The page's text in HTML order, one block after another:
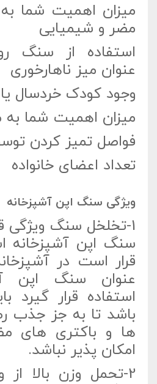
میزان اهمیت شما
مضر و شیمیایی
استفاده از سنگ
عنوان میز ناهارخوری
وجود کودک خردسال
میزان اهمیت شما
فواصل تمیز کردن
تعداد اعضای خانواده
ویژگی سنگ اپن آشپزخانه
1-تخلخل سنگ ویژگی
سنگ اپن
قرار است در
عنوان سنگ اپن
استفاده قرار گیرد
باشد تا به جز جذب
ها و باکتری های
امکان پذیر نباشد.
2-تحمل وزن بالا